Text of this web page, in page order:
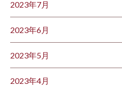
2023年7月
2023年6月
2023年5月
2023年4月